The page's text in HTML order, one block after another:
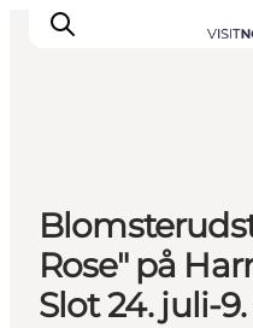
Oplev
Det sker
Spis og drik
Overnatning
Rose" på
Slot 24. juli-